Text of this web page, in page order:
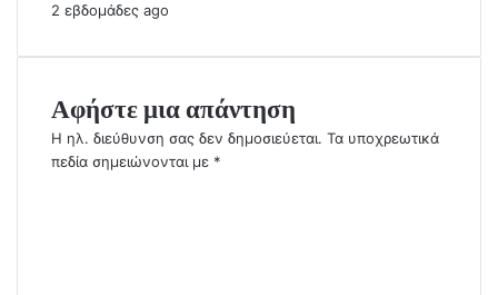
2 εβδομάδες ago
Αφήστε μια απάντηση
Η ηλ. διεύθυνση σας δεν δημοσιεύεται. Τα υποχρεωτικά
πεδία σημειώνονται με *